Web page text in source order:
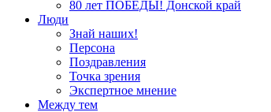
80 лет ПОБЕДЫ! Донской край
Люди
Знай наших!
Персона
Поздравления
Точка зрения
Экспертное мнение
Между тем